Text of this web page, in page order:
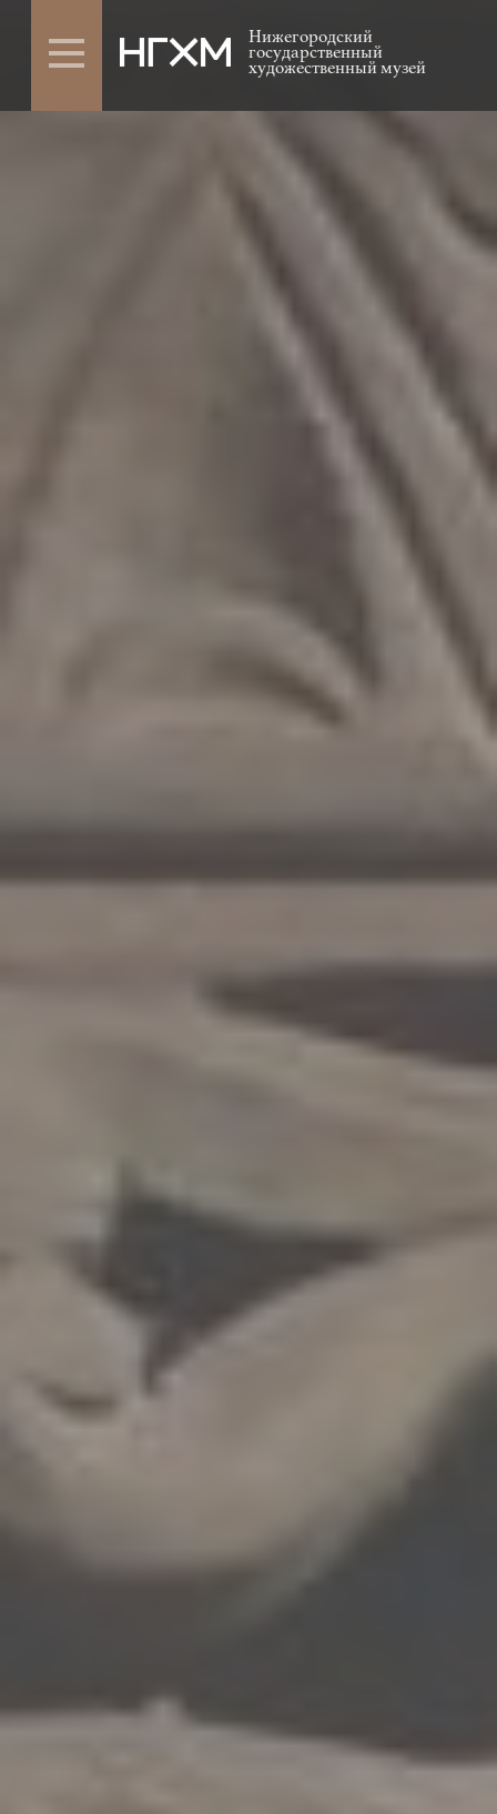
Нижегородский
государственный
художественный музей